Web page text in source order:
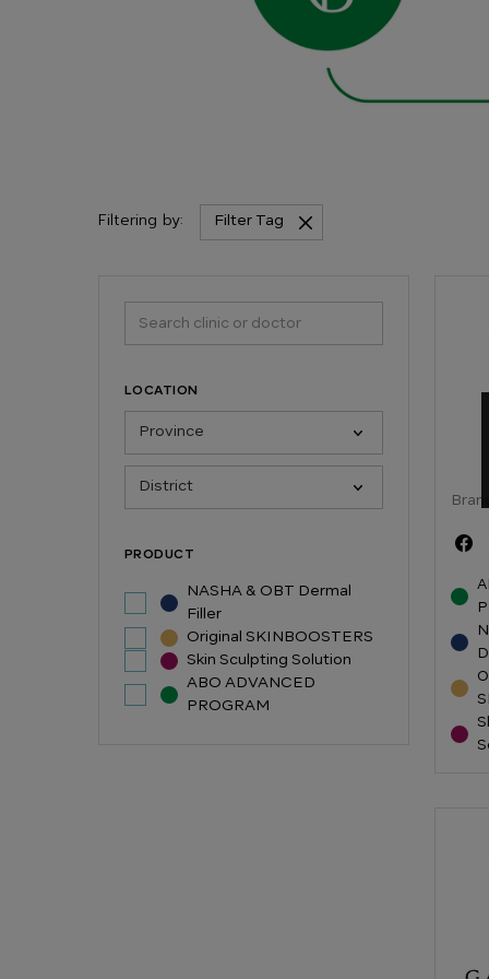
Filtering by: Filter Tag
LOCATION
PRODUCT
NASHA & OBT Dermal
Filler
Original SKINBOOSTERS
Skin Sculpting Solution
ABO ADVANCED
PROGRAM
36